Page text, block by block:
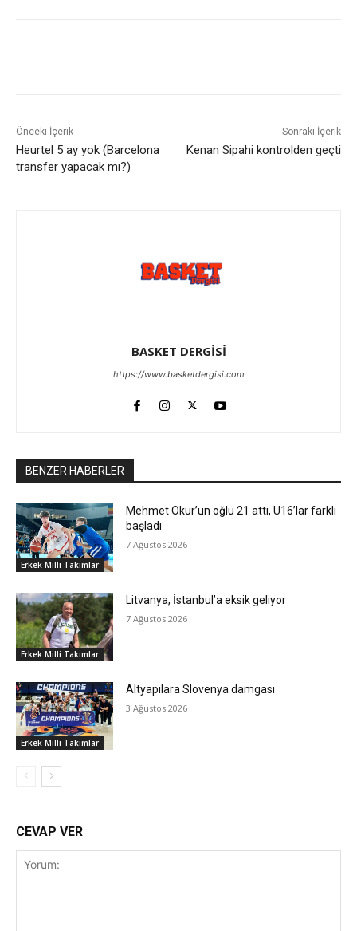
Önceki İçerik
Heurtel 5 ay yok (Barcelona
transfer yapacak mı?)
Sonraki İçerik
Kenan Sipahi kontrolden geçti
BASKET DERGİSİ
https://www.basketdergisi.com
BENZER HABERLER
Erkek Milli Takımlar
Mehmet Okur’un oğlu 21 attı, U16’lar farklı
başladı
7 Ağustos 2026
Erkek Milli Takımlar
Litvanya, İstanbul’a eksik geliyor
7 Ağustos 2026
Erkek Milli Takımlar
Altyapılara Slovenya damgası
3 Ağustos 2026
CEVAP VER